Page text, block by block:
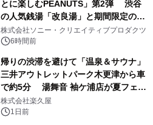
とに楽しむPEANUTS」第2弾 渋谷
の人気銭湯「改良湯」と期間限定のコ
ラボレーション サウナイキタイコラ
ボグッズも発売決定！
株式会社ソニー・クリエイティブプロダクツ
6時間前
帰りの渋滞を避けて「温泉＆サウナ」
三井アウトレットパーク木更津から車
で約5分 湯舞音 袖ケ浦店が夏フェア
メニューを提供
株式会社楽久屋
1日前